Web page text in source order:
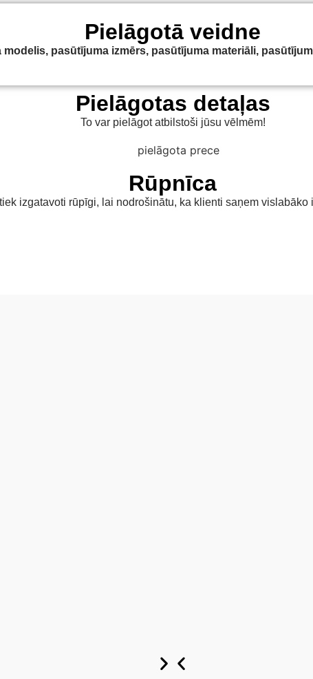
Pielāgotā veidne
modelis, pasūtījuma izmērs, pasūtījuma materiāli,
Pielāgotas detaļas
To var pielāgot atbilstoši jūsu vēlmēm!
Rūpnīca
izgatavoti rūpīgi, lai nodrošinātu, ka klienti saņem vislabāko